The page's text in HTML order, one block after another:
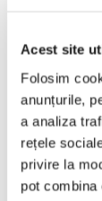
Acest site
Folosim
anunțurile,
a analiza
rețele
privire la
pot
Opel
2020